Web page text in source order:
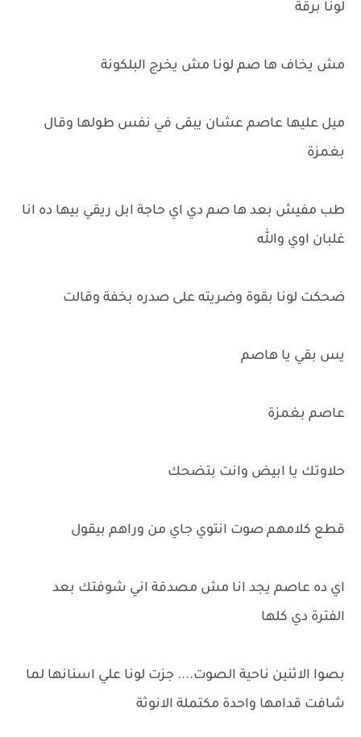
لونا برقة
مش يخاف ها صم لونا مش يخرج البلكونة
ميل عليها عاصم عشان يبقى في نفس طولها وقال
بغمزة
طب مفيش بعد ها صم دي اي حاجة ابل ريقي بيها ده انا
غلبان اوي والله
ضحكت لونا بقوة وضريته على صدره بخفة وقالت
يس بقي يا هاصم
عاصم بغمزة
حلاوتك يا ابيض وانت بتضحك
قطع كلامهم صوت انتوي جاي من وراهم بيقول
اي ده عاصم يجد انا مش مصدقة اني شوفتك بعد
الفترة دي كلها
بصوا الاثنين ناحية الصوت.... جزت لونا علي اسنانها لما
شافت قدامها واحدة مكتملة الانوثة